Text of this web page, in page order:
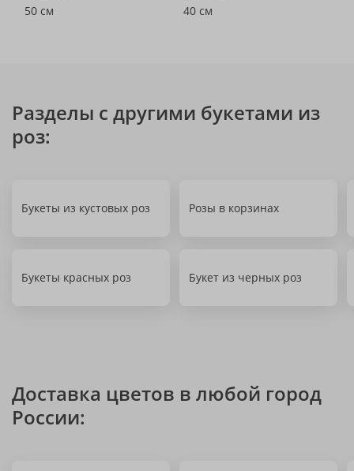
50 см
40 см
Разделы с другими букетами из
роз:
Букеты из кустовых роз Розы в корзинах
Букеты красных роз Букет из черных роз
Доставка цветов в любой город
России: